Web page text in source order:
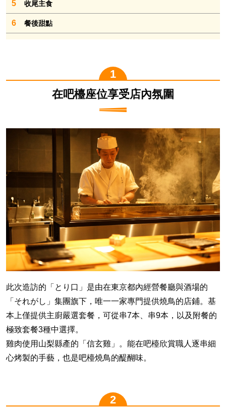
5 收尾主食
6 餐後甜點
在吧檯座位享受店內氛圍
此次造訪的「とり口」是由在東京都內經營餐廳與酒場的
「それがし」集團旗下，唯一一家專門提供燒鳥的店鋪。基
本上僅提供主廚嚴選套餐，可從串7本、串9本，以及附餐的
極致套餐3種中選擇。
雞肉使用山梨縣產的「信玄雞」。能在吧檯欣賞職人逐串細
心烤製的手藝，也是吧檯燒鳥的醍醐味。